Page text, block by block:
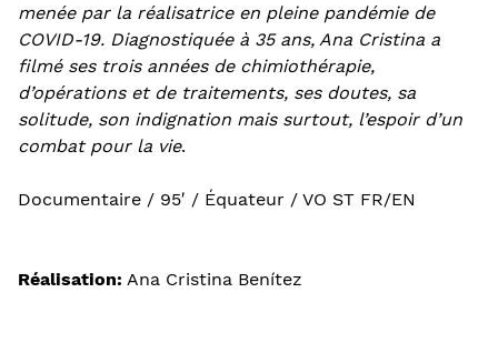
menée par la réalisatrice en pleine pandémie de
COVID-19. Diagnostiquée à 35 ans, Ana Cristina a
filmé ses trois années de chimiothérapie,
d’opérations et de traitements, ses doutes, sa
solitude, son indignation mais surtout, l’espoir d’un
combat pour la vie.
Documentaire / 95′ / Équateur / VO ST FR/EN
Réalisation: Ana Cristina Benítez